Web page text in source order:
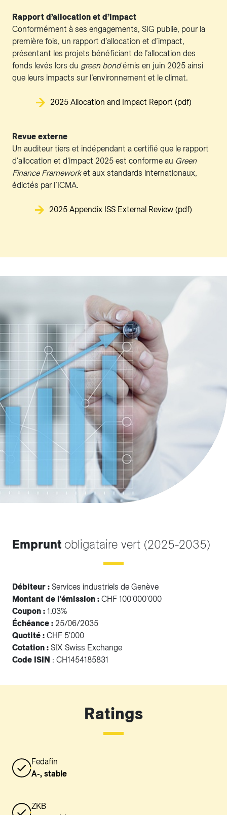
Rapport d’allocation et d’impact
Conformément à ses engagements, SIG publie, pour la
première fois, un rapport d’allocation et d’impact,
présentant les projets bénéficiant de l’allocation des
fonds levés lors du green bondémis en juin 2025 ainsi
que leurs impacts sur l’environnement et le climat.
2025 Allocation and Impact Report (pdf)
Revue externe
Un auditeur tiers et indépendant a certifié que le rapport
d'allocation et d'impact 2025 est conforme au Green
Finance Frameworket aux standards internationaux,
édictés par l’ICMA.
2025 Appendix ISS External Review (pdf)
Emprunt obligataire vert (2025-2035)
Débiteur : Services industriels de Genève
Montant de l'émission : CHF 100'000'000
Coupon : 1.03%
Échéance : 25/06/2035
Quotité : CHF 5'000
Cotation : SIX Swiss Exchange
Code ISIN : CH1454185831
Ratings
Fedafin
A-, stable
ZKB